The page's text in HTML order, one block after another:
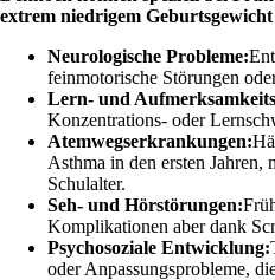
extrem niedrigem
Neurologische Probleme:
feinmotorische Störungen
Lern- und
Konzentrations- oder
Atemwegserkrankungen:
Asthma in den ersten Jahren,
Schulalter.
Seh- und Hörstörungen:
Komplikationen aber dank
Psychosoziale Entwicklung:
oder Anpassungsprobleme,